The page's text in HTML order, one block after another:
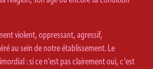
violent, oppressant, agressif,
au sein de notre établissement. Le
: si ce n’est pas clairement oui, c’est
NEWSLETTER
VOS COMMANDES